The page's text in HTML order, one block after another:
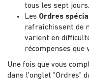
tous les sept jours.
Les Ordres
rafraîchissent de
varient en
récompenses que
Une fois que vous
dans l'onglet "Ordres"